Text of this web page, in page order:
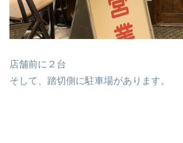
店舗前に２台
そして、踏切側に駐車場があります。